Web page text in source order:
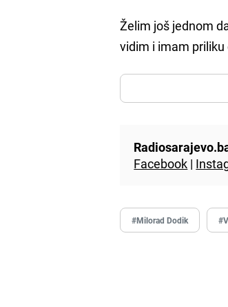
Želim još jednom
vidim i imam
Facebook |
#Milorad Dodik